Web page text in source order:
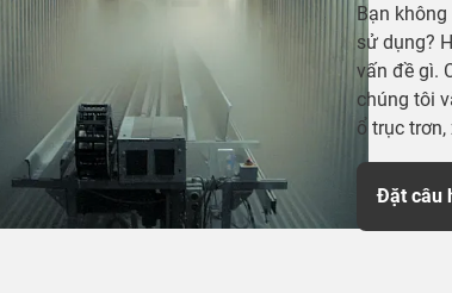
Bạn
sử dụng?
vấn đề gì.
chúng tôi
ổ trục
Đặt câu